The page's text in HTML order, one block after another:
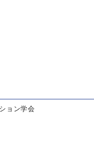
ョン学会